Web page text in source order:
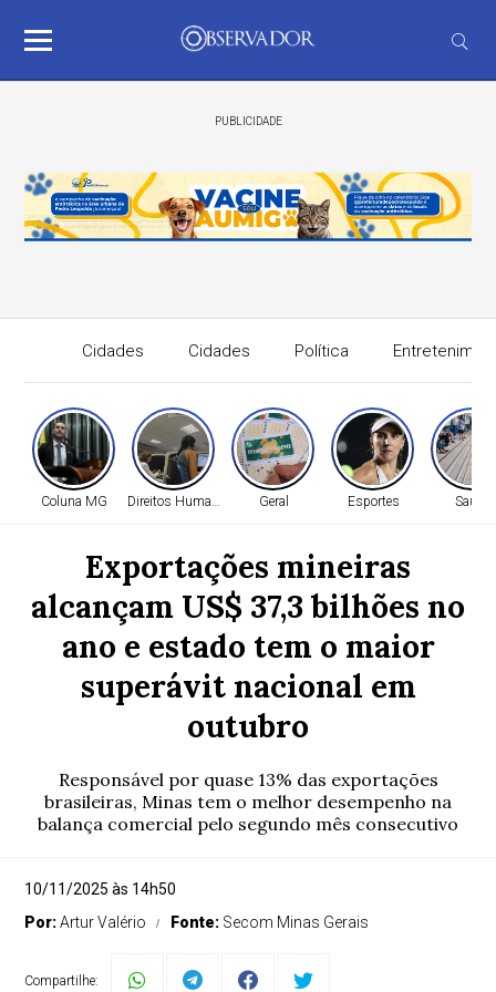
PUBLICIDADE
Cidades Cidades Política
Coluna MG Direitos Humanos Geral Esportes Saúde
Exportações mineiras
alcançam US$ 37,3 bilhões no
ano e estado tem o maior
superávit nacional em
outubro
Responsável por quase 13% das exportações
brasileiras, Minas tem o melhor desempenho na
balança comercial pelo segundo mês consecutivo
10/11/2025 às 14h50
Por:Artur Valério Fonte: Secom Minas Gerais
Compartilhe: